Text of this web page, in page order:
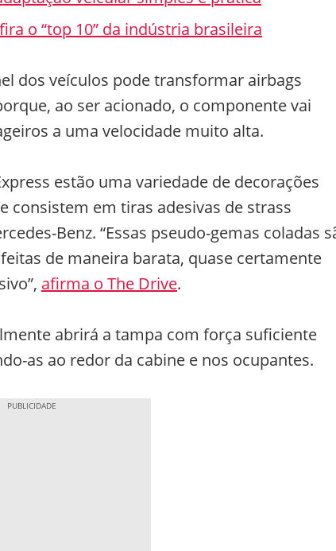
o “top 10” da indústria brasileira
dos veículos pode transformar airbags
ao ser acionado, o componente vai
a uma velocidade muito alta.
estão uma variedade de decorações
consistem em tiras adesivas de strass
Benz. “Essas pseudo-gemas coladas
de maneira barata, quase certamente
afirma o The Drive.
abrirá a tampa com força suficiente
as ao redor da cabine e nos ocupantes.